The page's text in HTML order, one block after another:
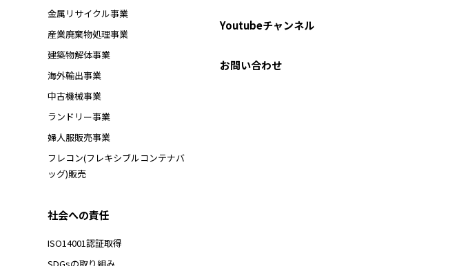
金属リサイクル事業
産業廃棄物処理事業
建築物解体事業
海外輸出事業
中古機械事業
ランドリー事業
婦人服販売事業
フレコン(フレキシブルコンテナバ
ッグ)販売
社会への責任
ISO14001認証取得
Youtubeチャンネル
お問い合わせ